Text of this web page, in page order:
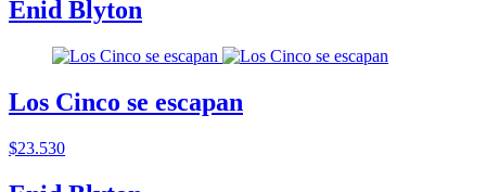
Enid Blyton
Los Cinco se escapan
$23.530